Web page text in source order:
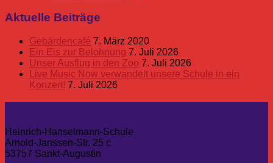
Aktuelle Beiträge
Gebärdencafé 7. März 2020
Ein Eis zur Belohnung 7. Juli 2026
Unser Ausflug in den Zoo 7. Juli 2026
Live Music Now verwandelt unsere Schule in ein
Konzert! 7. Juli 2026
Heinrich-Hanselmann-Schule
Arnold-Janssen-Str. 25 c
53757 Sankt-Augustin